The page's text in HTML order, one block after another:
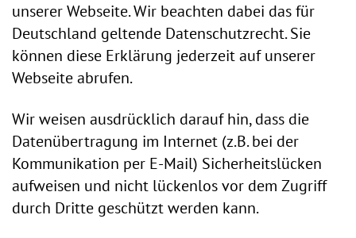
unserer Webseite. Wir beachten dabei das für
Deutschland geltende Datenschutzrecht. Sie
können diese Erklärung jederzeit auf unserer
Webseite abrufen.
Wir weisen ausdrücklich darauf hin, dass die
Datenübertragung im Internet (z.B. bei der
Kommunikation per E-Mail) Sicherheitslücken
aufweisen und nicht lückenlos vor dem Zugriff
durch Dritte geschützt werden kann.